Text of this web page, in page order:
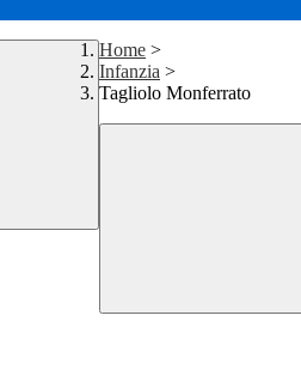
Home >
Infanzia >
Tagliolo Monferrato